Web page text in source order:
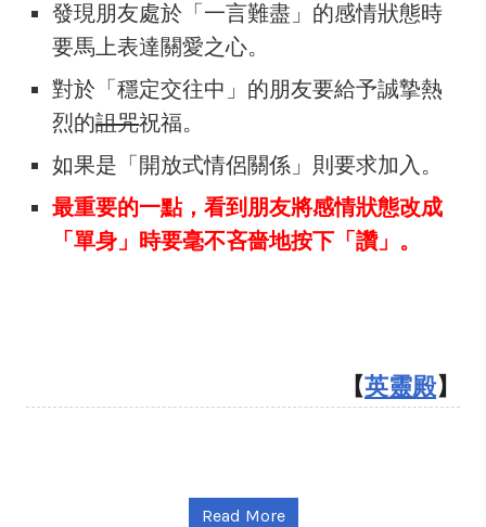
發現朋友處於「一言難盡」的感情狀態時
要馬上表達關愛之心。
對於「穩定交往中」的朋友要給予誠摯熱
烈的詛咒祝福。
如果是「開放式情侶關係」則要求加入。
最重要的一點，看到朋友將感情狀態改成
「單身」時要毫不吝嗇地按下「讚」。
【英靈殿】
Read More